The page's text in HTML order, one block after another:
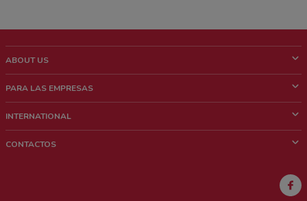
ABOUT US
¿Quiénes Somos?
Trabaja con nosotros
PARA LAS EMPRESAS
Contacto comercial
INTERNATIONAL
CONTACTOS